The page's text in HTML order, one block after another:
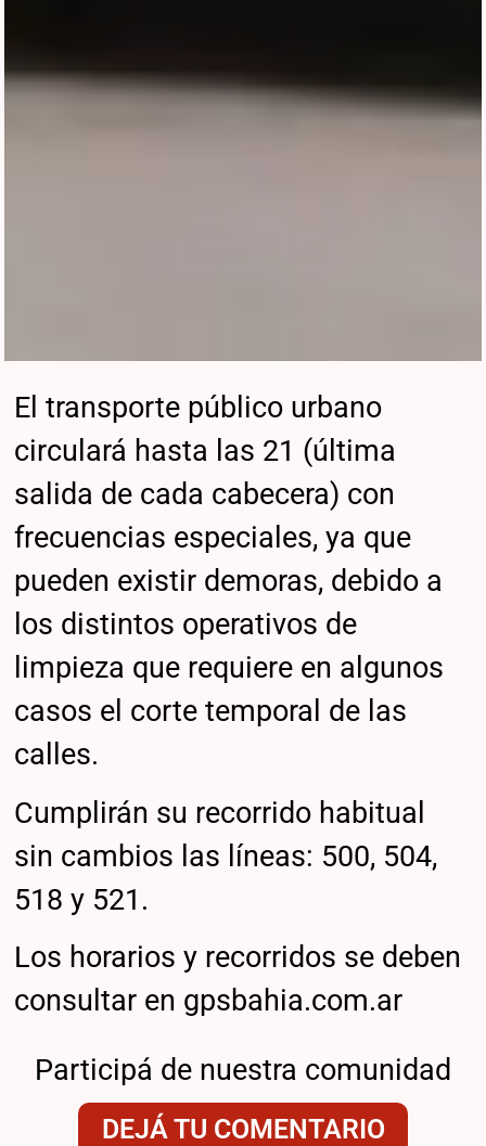
El transporte público urbano
circulará hasta las 21 (última
salida de cada cabecera) con
frecuencias especiales, ya que
pueden existir demoras, debido a
los distintos operativos de
limpieza que requiere en algunos
casos el corte temporal de las
calles.
Cumplirán su recorrido habitual
sin cambios las líneas: 500, 504,
518 y 521.
Los horarios y recorridos se deben
consultar en gpsbahia.com.ar
Participá de nuestra comunidad
DEJÁ TU COMENTARIO